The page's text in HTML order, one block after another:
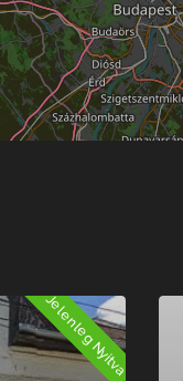
Jelenleg Nyitva